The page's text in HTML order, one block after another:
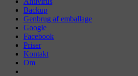
Backup
Genbrug af emballage
Google
Facebook
Priser
Kontakt
Om